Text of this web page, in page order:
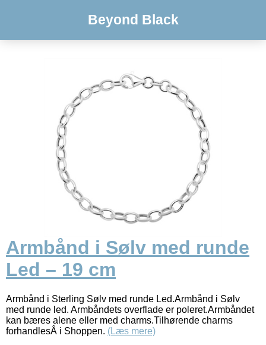
Beyond Black
Armbånd i Sølv med runde
Led – 19 cm
Armbånd i Sterling Sølv med runde Led.Armbånd i Sølv
med runde led. Armbåndets overflade er poleret.Armbåndet
kan bæres alene eller med charms.Tilhørende charms
forhandlesÂ i Shoppen. (Læs mere)